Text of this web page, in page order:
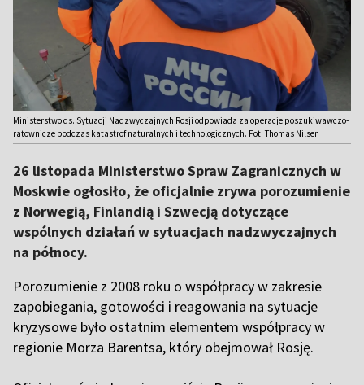
Ministerstwo ds. Sytuacji Nadzwyczajnych Rosji odpowiada za operacje poszukiwawczo-
ratownicze podczas katastrof naturalnych i technologicznych. Fot. Thomas Nilsen
26 listopada Ministerstwo Spraw Zagranicznych w
Moskwie ogłosiło, że oficjalnie zrywa porozumienie
z Norwegią, Finlandią i Szwecją dotyczące
wspólnych działań w sytuacjach nadzwyczajnych
na północy.
Porozumienie z 2008 roku o współpracy w zakresie
zapobiegania, gotowości i reagowania na sytuacje
kryzysowe było ostatnim elementem współpracy w
regionie Morza Barentsa, który obejmował Rosję.